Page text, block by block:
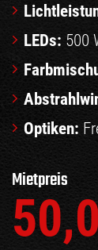
LEDs: 500
Optiken:
Mietpreis